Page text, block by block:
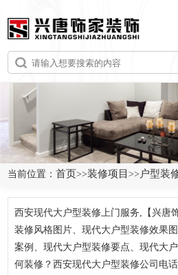
当前位置：首页>>装修项目>> 户型装
西安现代大户型装修上门服务,【兴唐
装修风格图片、现代大户型装修效果
案例、现代大户型装修要点、现代大
何装修？西安现代大户型装修公司电